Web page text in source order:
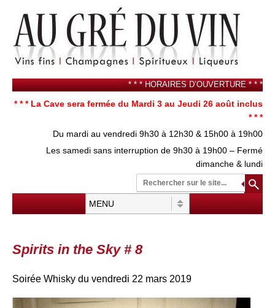
* * * HORAIRES D’OUVERTURE * * *
* * * La Cave sera fermée du Mardi 3 au Jeudi 26 août inclus
* * *
Du mardi au vendredi 9h30 à 12h30 & 15h00 à 19h00
Les samedi sans interruption de 9h30 à 19h00 – Fermé
dimanche & lundi
Spirits in the Sky # 8
Soirée Whisky du vendredi 22 mars 2019